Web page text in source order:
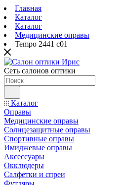
Главная
Каталог
Каталог
Медицинские оправы
Tempo 2441 c01
Сеть салонов оптики
Каталог
Оправы
Медицинские оправы
Солнцезащитные оправы
Спортивные оправы
Имиджевые оправы
Аксессуары
Окклюдеры
Салфетки и спреи
Футляры